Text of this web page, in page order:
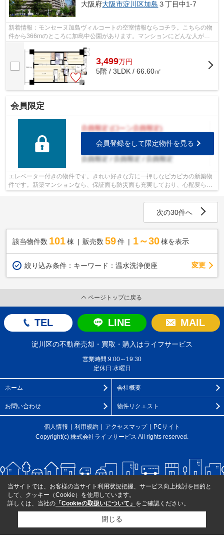
大阪府大阪市淀川区加島 ３丁目中1-7
新着情報：モンセーヌ加島ヴィルコートの空室情報ならコチラ。こちらの物
件から366mのところに加島中公園があります。マンションにどんな人が住
んでいるのかも中古マンションなら事前...
3,499万円
5階 / 3LDK / 66.60㎡
会員限定
会員登録をして限定物件を見る
エレベーター付きの物件です。きれい好きな方に一押しなピカピカの新築物
件です。新築マンションなら、保証面も防災面も充実しており、心配要ら
ず。駅から物件まで徒歩8分です。阪急宝...
次の30件へ
該当物件数 101棟 販売数 59 件 1～30 棟を表示
絞り込み条件： キーワード：温水洗浄便座 変更
ページトップに戻る
TEL LINE MAIL
淀川区の不動産売却・買取・購入はライフサービス
営業時間:9:00～19:30
定休日:水曜日
ホーム 会社概要
お問い合わせ 物件リクエスト
個人情報 利用規約 アクセスマップ
PCサイト
Copyright(c) 株式会社ライフサービス All rights reserved.
当サイトでは、お客様の当サイト利用状況把握、サービス向上検討を目的と
して、クッキー（Cookie）を使用しています。
詳しくは、当社の 「Cookieの取扱いについて」 をご確認ください。
閉じる